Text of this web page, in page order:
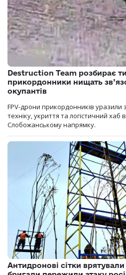
Destruction Team розбирає
прикордонники нищать
окупантів
FPV-дрони прикордонників уразили
техніку, укриття та логістичний хаб
Слобожанському напрямку.
Антидронові сітки врятували